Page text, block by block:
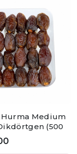
Medium
(500